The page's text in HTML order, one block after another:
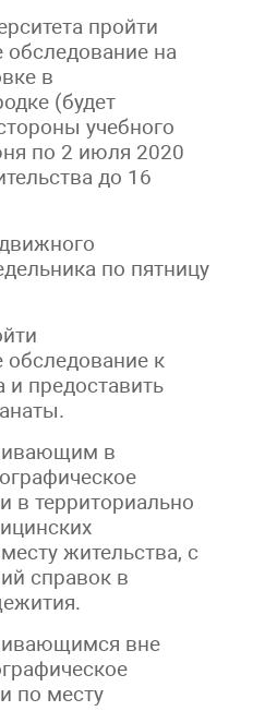
пройти
на
в
(будет
учебного
по 2 июля 2020
до 16
по пятницу
к
и предоставить
в
в территориально
жительства, с
справок в
вне
по месту